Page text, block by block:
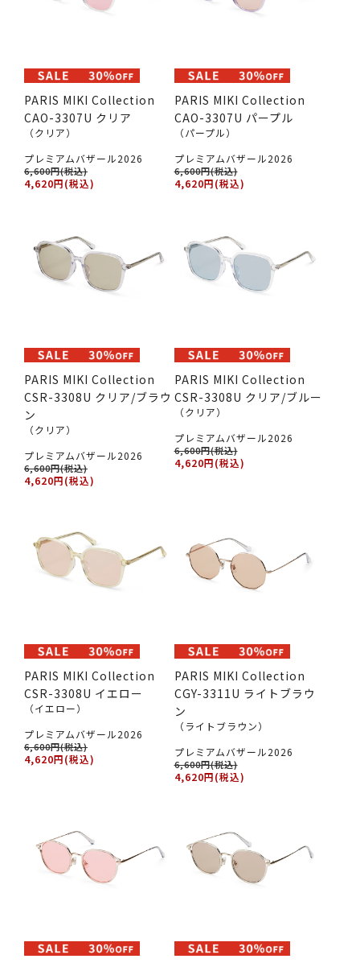
PARIS MIKI Collection
CAO-3307U クリア
（クリア）
プレミアムバザール2026
6,600円(税込)
4,620円(税込)
PARIS MIKI Collection
CAO-3307U パープル
（パープル）
プレミアムバザール2026
6,600円(税込)
4,620円(税込)
PARIS MIKI Collection
CSR-3308U クリア/ブラウ
ン
（クリア）
プレミアムバザール2026
6,600円(税込)
4,620円(税込)
PARIS MIKI Collection
CSR-3308U クリア/ブルー
（クリア）
プレミアムバザール2026
6,600円(税込)
4,620円(税込)
PARIS MIKI Collection
CSR-3308U イエロー
（イエロー）
プレミアムバザール2026
6,600円(税込)
4,620円(税込)
PARIS MIKI Collection
CGY-3311U ライトブラウ
ン
（ライトブラウン）
プレミアムバザール2026
6,600円(税込)
4,620円(税込)